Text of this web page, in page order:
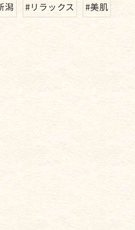
潟 #リラックス #美肌